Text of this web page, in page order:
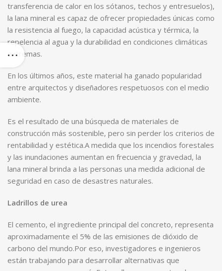
transferencia de calor en los sótanos, techos y entresuelos),
la lana mineral es capaz de ofrecer propiedades únicas como
la resistencia al fuego, la capacidad acústica y térmica, la
repelencia al agua y la durabilidad en condiciones climáticas
extremas.
En los últimos años, este material ha ganado popularidad
entre arquitectos y diseñadores respetuosos con el medio
ambiente.
Es el resultado de una búsqueda de materiales de
construcción más sostenible, pero sin perder los criterios de
rentabilidad y estética.A medida que los incendios forestales
y las inundaciones aumentan en frecuencia y gravedad, la
lana mineral brinda a las personas una medida adicional de
seguridad en caso de desastres naturales.
Ladrillos de urea
El cemento, el ingrediente principal del concreto, representa
aproximadamente el 5% de las emisiones de dióxido de
carbono del mundo.Por eso, investigadores e ingenieros
están trabajando para desarrollar alternativas que